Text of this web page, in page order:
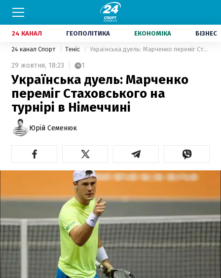
24 КАНАЛ ГЕОПОЛІТИКА ЕКОНОМІКА БІЗНЕС
24 канал Спорт Теніс Українська дуель: Марченко переміг Стаховського на турнірі в Німеччині
29 жовтня, 18:23 1
Українська дуель: Марченко
переміг Стаховського на
турнірі в Німеччині
Юрій Семенюк